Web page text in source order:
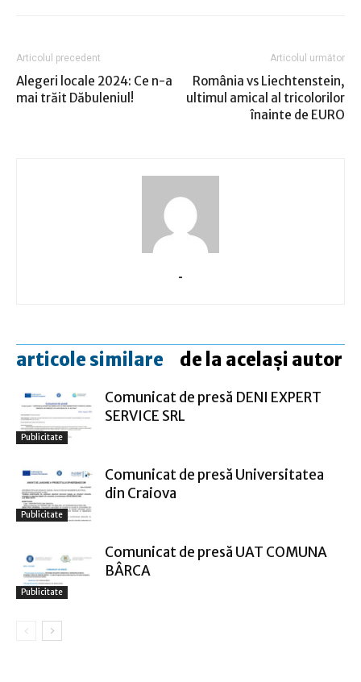
Articolul precedent
Alegeri locale 2024: Ce n-a
mai trăit Dăbuleniul!
Articolul următor
România vs Liechtenstein,
ultimul amical al tricolorilor
înainte de EURO
-
articole similare de la același autor
Publicitate
Comunicat de presă DENI EXPERT
SERVICE SRL
Publicitate
Comunicat de presă Universitatea
din Craiova
Publicitate
Comunicat de presă UAT COMUNA
BÂRCA